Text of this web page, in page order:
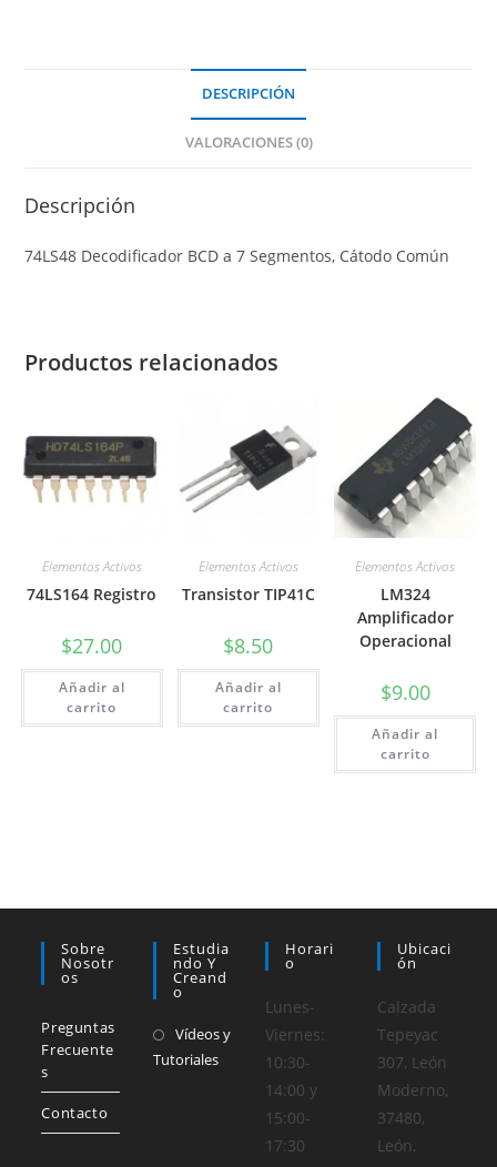
DESCRIPCIÓN
VALORACIONES (0)
Descripción
74LS48 Decodificador BCD a 7 Segmentos, Cátodo Común
Productos relacionados
Elementos Activos
74LS164 Registro
$27.00
Añadir al
carrito
Elementos Activos
Transistor TIP41C
$8.50
Añadir al
carrito
Elementos Activos
LM324
Amplificador
Operacional
$9.00
Añadir al
carrito
Sobre
Nosotr
Os
Preguntas
Frecuente
s
Contacto
Estudia
Ndo Y
Creand
O
Vídeos y
Tutoriales
Horari
O
Lunes-
Viernes:
10:30-
14:00 y
15:00-
17:30
Ubicaci
Ón
Calzada
Tepeyac
307, León
Moderno,
37480,
León,